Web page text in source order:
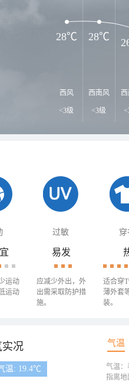
西风
<3级
西南风
<3级
28℃ 28℃
过敏 穿
运动
运动
易发
应减少外出，外
出需采取防护措
施。
适合穿
薄外套
装。
实况 气温
温: 19.4℃
气温：
指离地